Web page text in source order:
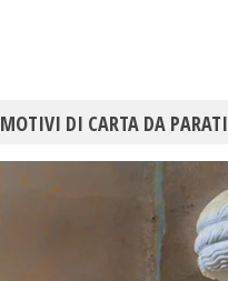
MOTIVI DI CARTA DA PARATI